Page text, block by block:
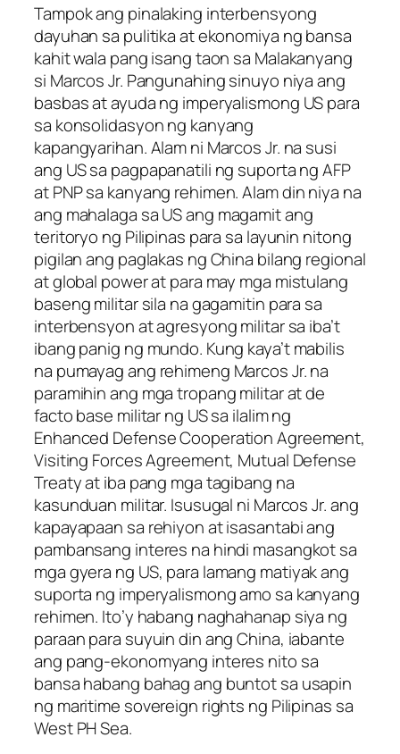
Tampok ang pinalaking interbensyong
dayuhan sa pulitika at ekonomiya ng bansa
kahit wala pang isang taon sa Malakanyang
si Marcos Jr. Pangunahing sinuyo niya ang
basbas at ayuda ng imperyalismong US para
sa konsolidasyon ng kanyang
kapangyarihan. Alam ni Marcos Jr. na susi
ang US sa pagpapanatili ng suporta ng AFP
at PNP sa kanyang rehimen. Alam din niya na
ang mahalaga sa US ang magamit ang
teritoryo ng Pilipinas para sa layunin nitong
pigilan ang paglakas ng China bilang regional
at global power at para may mga mistulang
baseng militar sila na gagamitin para sa
interbensyon at agresyong militar sa iba’t
ibang panig ng mundo. Kung kaya’t mabilis
na pumayag ang rehimeng Marcos Jr. na
paramihin ang mga tropang militar at de
facto base militar ng US sa ilalim ng
Enhanced Defense Cooperation Agreement,
Visiting Forces Agreement, Mutual Defense
Treaty at iba pang mga tagibang na
kasunduan militar. Isusugal ni Marcos Jr. ang
kapayapaan sa rehiyon at isasantabi ang
pambansang interes na hindi masangkot sa
mga gyera ng US, para lamang matiyak ang
suporta ng imperyalismong amo sa kanyang
rehimen. Ito’y habang naghahanap siya ng
paraan para suyuin din ang China, iabante
ang pang-ekonomyang interes nito sa
bansa habang bahag ang buntot sa usapin
ng maritime sovereign rights ng Pilipinas sa
West PH Sea.